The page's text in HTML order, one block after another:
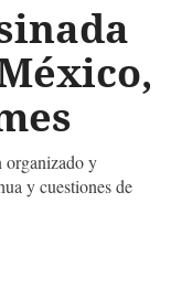
organizado y
y cuestiones de